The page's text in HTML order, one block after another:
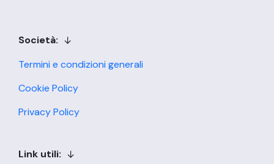
Società:
Termini e condizioni generali
Cookie Policy
Privacy Policy
Link utili: